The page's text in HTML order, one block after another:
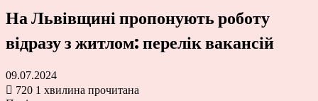
На Львівщині пропонують роботу
відразу з житлом: перелік вакансій
09.07.2024
720 1 хвилина прочитана